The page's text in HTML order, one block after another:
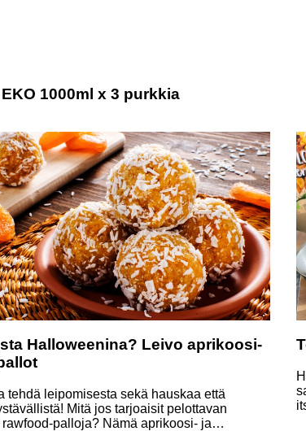
1000ml x 3 purkkia
Halloweenina? Leivo aprikoosi-
tehdä leipomisesta sekä hauskaa että
Mitä jos tarjoaisit pelottavan
palloja? Nämä aprikoosi- ja